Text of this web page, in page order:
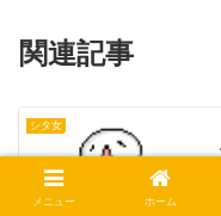
関連記事
シタ女
メニュー ホーム